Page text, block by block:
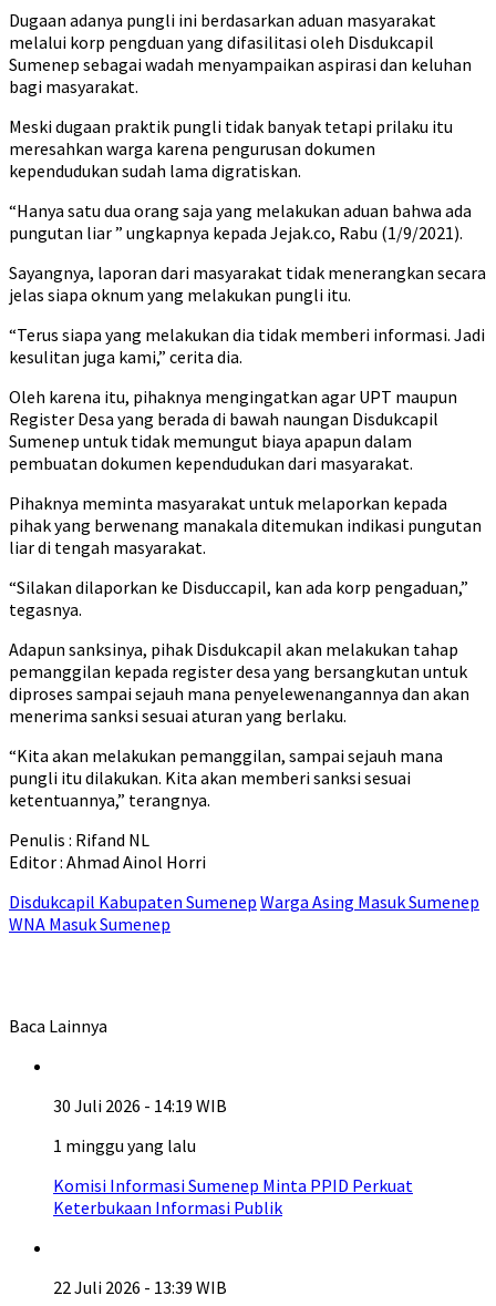
Dugaan adanya pungli ini berdasarkan aduan masyarakat
melalui korp pengduan yang difasilitasi oleh Disdukcapil
Sumenep sebagai wadah menyampaikan aspirasi dan keluhan
bagi masyarakat.
Meski dugaan praktik pungli tidak banyak tetapi prilaku itu
meresahkan warga karena pengurusan dokumen
kependudukan sudah lama digratiskan.
“Hanya satu dua orang saja yang melakukan aduan bahwa ada
pungutan liar ” ungkapnya kepada Jejak.co, Rabu (1/9/2021).
Sayangnya, laporan dari masyarakat tidak menerangkan secara
jelas siapa oknum yang melakukan pungli itu.
“Terus siapa yang melakukan dia tidak memberi informasi. Jadi
kesulitan juga kami,” cerita dia.
Oleh karena itu, pihaknya mengingatkan agar UPT maupun
Register Desa yang berada di bawah naungan Disdukcapil
Sumenep untuk tidak memungut biaya apapun dalam
pembuatan dokumen kependudukan dari masyarakat.
Pihaknya meminta masyarakat untuk melaporkan kepada
pihak yang berwenang manakala ditemukan indikasi pungutan
liar di tengah masyarakat.
“Silakan dilaporkan ke Disduccapil, kan ada korp pengaduan,”
tegasnya.
Adapun sanksinya, pihak Disdukcapil akan melakukan tahap
pemanggilan kepada register desa yang bersangkutan untuk
diproses sampai sejauh mana penyelewenangannya dan akan
menerima sanksi sesuai aturan yang berlaku.
“Kita akan melakukan pemanggilan, sampai sejauh mana
pungli itu dilakukan. Kita akan memberi sanksi sesuai
ketentuannya,” terangnya.
Penulis : Rifand NL
Editor : Ahmad Ainol Horri
Disdukcapil Kabupaten Sumenep Warga Asing Masuk Sumenep
WNA Masuk Sumenep
Baca Lainnya
30 Juli 2026 - 14:19 WIB
1 minggu yang lalu
Komisi Informasi Sumenep Minta PPID Perkuat
Keterbukaan Informasi Publik
22 Juli 2026 - 13:39 WIB